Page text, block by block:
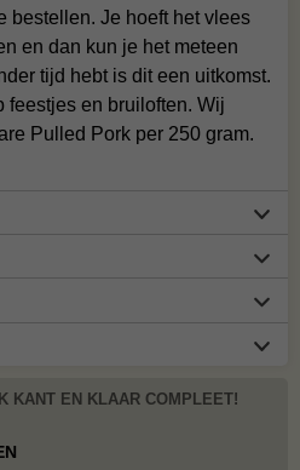
bestellen. Je hoeft het vlees
en dan kun je het meteen
tijd hebt is dit een uitkomst.
feestjes en bruiloften. Wij
Pulled Pork per 250 gram.
KANT EN KLAAR COMPLEET!